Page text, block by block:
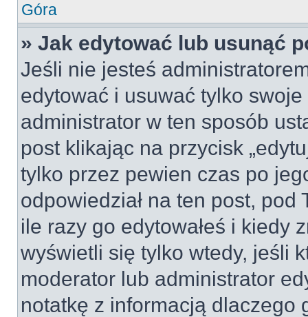
Góra
» Jak edytować lub usunąć
Jeśli nie jesteś
edytować i usuwać tylko
administrator w ten sposób
post klikając na przycisk
tylko przez pewien czas po
odpowiedział na ten post,
ile razy go edytowałeś i kiedy
wyświetli się tylko wtedy, jeśli
moderator lub administrator
notatkę z informacją dlaczego